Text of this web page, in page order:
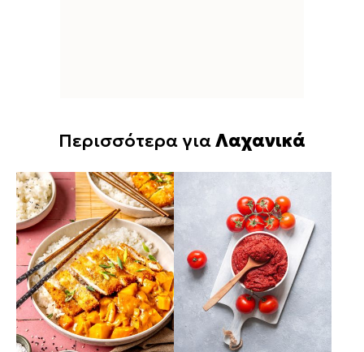
Περισσότερα γιαΛαχανικά